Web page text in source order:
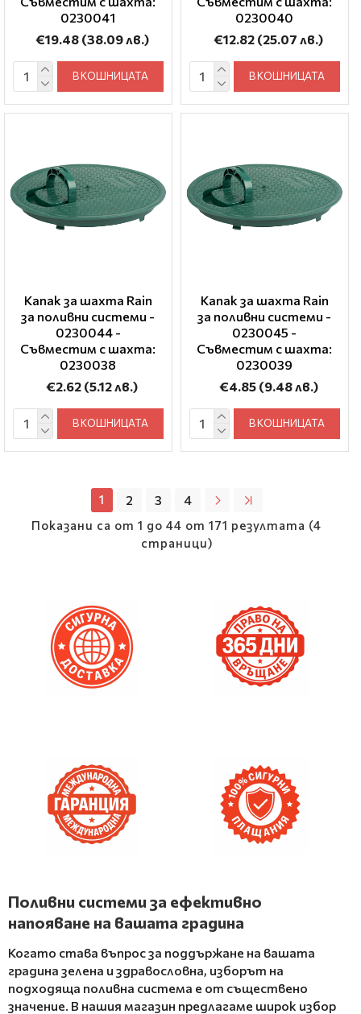
0230041
€19.48 (38.09 лв.)
В КОШНИЦАТА
0230040
€12.82 (25.07 лв.)
В КОШНИЦАТА
Капак за шахта Rain
за поливни системи -
0230044 -
Съвместим с шахта:
0230038
€2.62 (5.12 лв.)
В КОШНИЦАТА
Капак за шахта Rain
за поливни системи -
0230045 -
Съвместим с шахта:
0230039
€4.85 (9.48 лв.)
В КОШНИЦАТА
1 2 3 4
Показани са от 1 до 44 от 171 резултата (4
страници)
Поливни системи за ефективно
напояване на вашата градина
Когато става въпрос за поддържане на вашата
градина зелена и здравословна, изборът на
подходяща поливна система е от съществено
значение. В нашия магазин предлагаме широк избор